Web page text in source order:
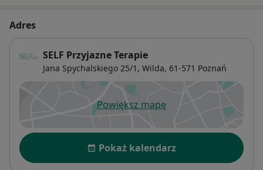
Adres
SELF Przyjazne Terapie
Jana Spychalskiego 25/1, Wilda, 61-571 Poznań
Powiększ mapęotwiera się w nowej karcie
Dostępność
Pokaż kalendarz